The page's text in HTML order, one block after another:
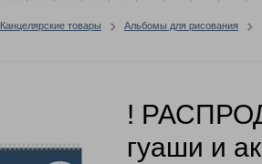
Канцелярские товары Альбомы для рисования
!
гуаши и